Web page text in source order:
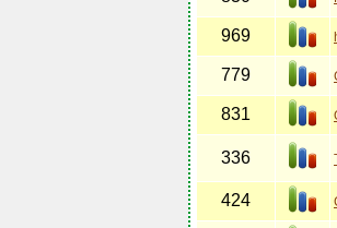
969
779
831
336
424